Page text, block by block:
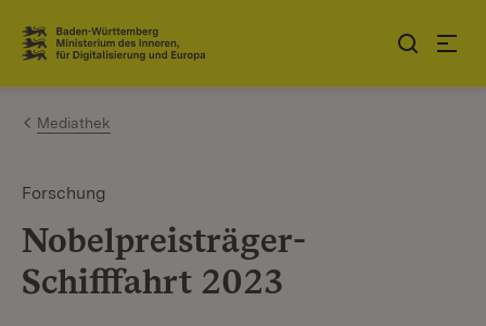
Zum Inhalt springen
Link zur Startseite
Mediathek
Forschung
Nobelpreisträger-
Schifffahrt 2023